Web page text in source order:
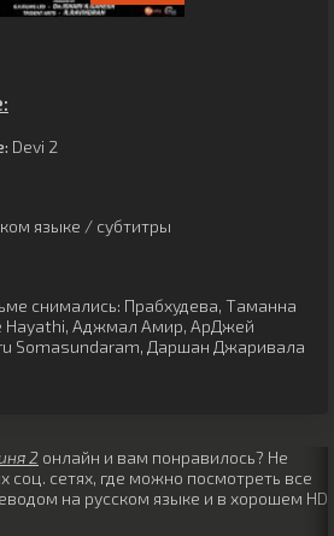
Devi 2
языке / субтитры
снимались: Прабхудева, Таманна
Hayathi, Аджмал Амир, АрДжей
Somasundaram, Даршан Джаривала
2 онлайн и вам понравилось? Не
соц. сетях, где можно посмотреть все
на русском языке и в хорошем HD